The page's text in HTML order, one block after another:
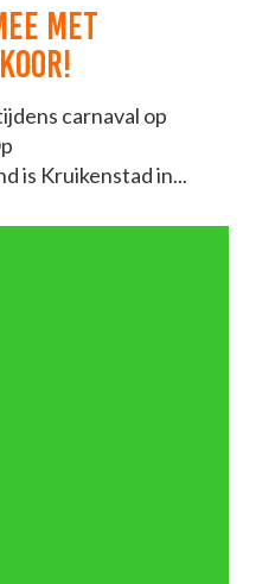
MET
carnaval op
is Kruikenstad in...